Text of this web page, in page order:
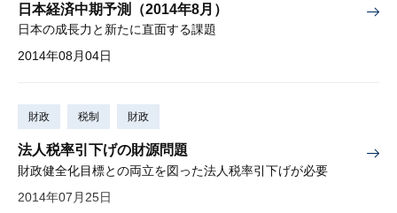
日本経済中期予測（2014年8月）
日本の成長力と新たに直面する課題
2014年08月04日
財政 税制 財政
法人税率引下げの財源問題
財政健全化目標との両立を図った法人税率引下げが必要
2014年07月25日